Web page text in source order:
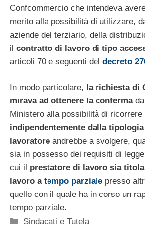
Confcommercio che intendeva
merito alla possibilità di utilizzare,
aziende del terziario, della
il contratto di lavoro di tipo
articoli 70 e seguenti del decreto
In modo particolare, la richiesta di
mirava ad ottenere la confermada
Ministero alla possibilità di ricorrere
indipendentemente dalla
lavoratore andrebbe a svolgere,
sia in possesso dei requisiti di
cui il prestatore di lavoro sia
lavoro a tempo parziale presso
quello con il quale ha in corso un
tempo parziale.
Categorie
Sindacati e Tutela